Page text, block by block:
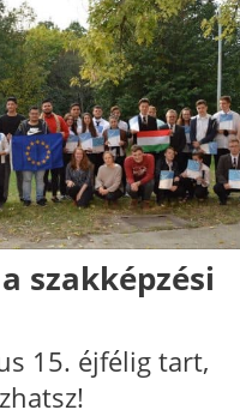
szakképzési
15. éjfélig tart,